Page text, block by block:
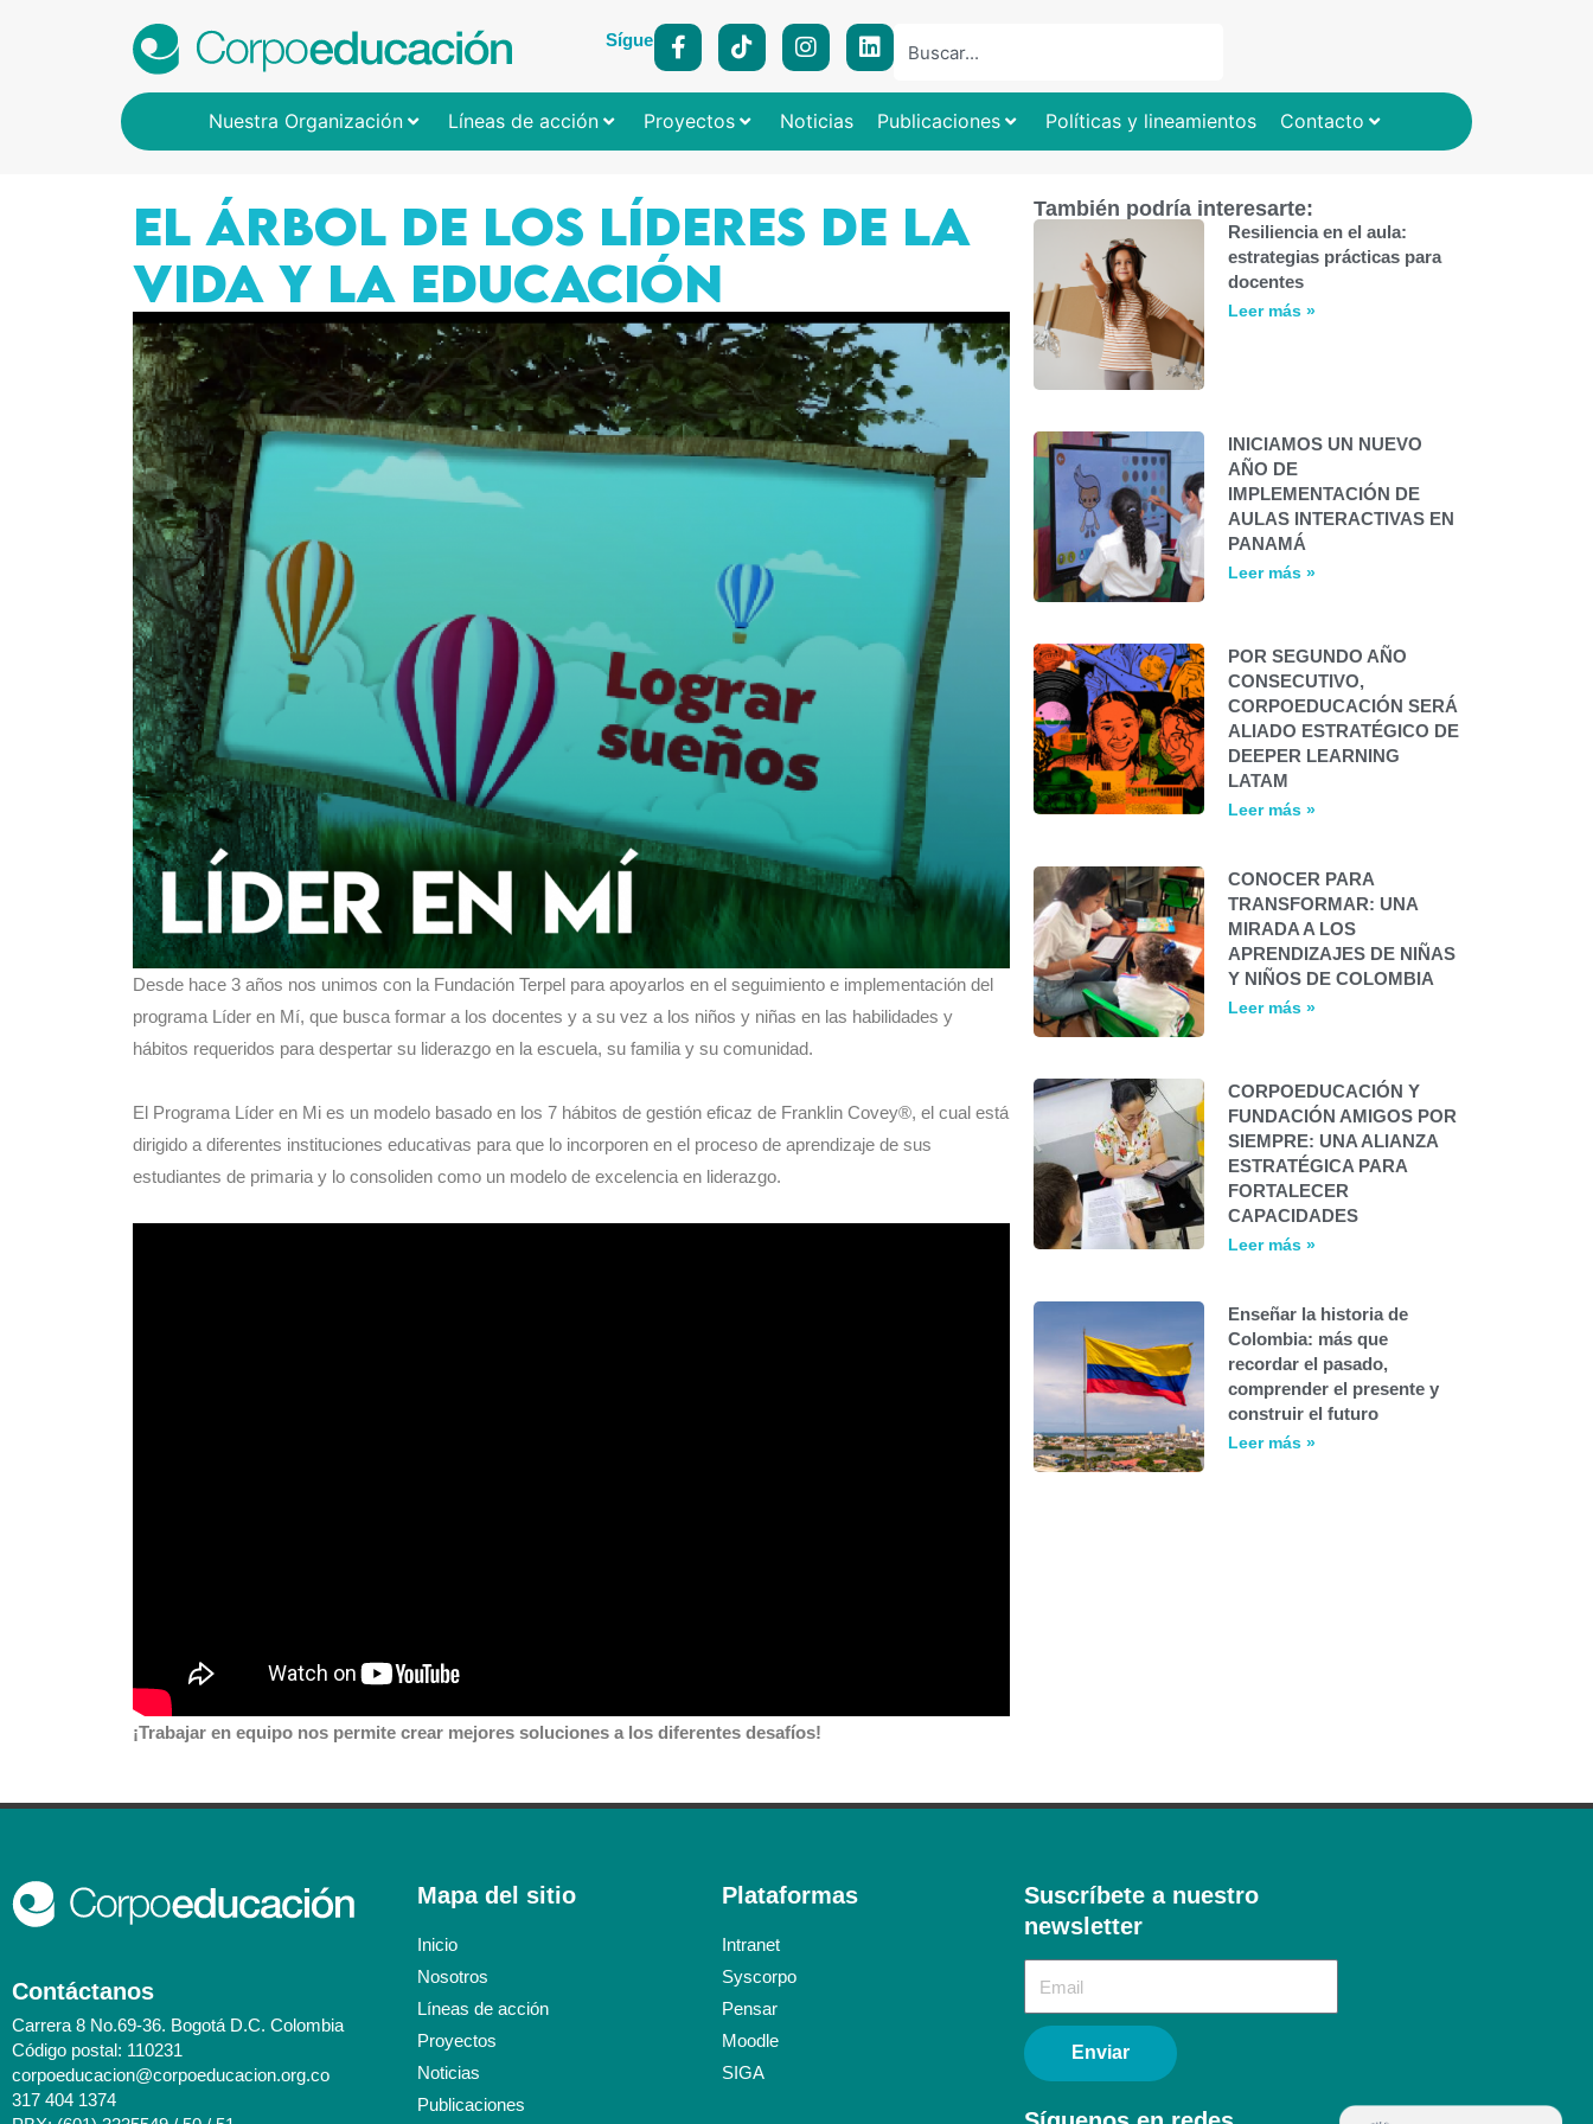
Síguenos:
Nuestra Organización Líneas de acción Proyectos Noticias Publicaciones Políticas y lineamientos Contacto
EL ÁRBOL DE LOS LÍDERES DE LA
VIDA Y LA EDUCACIÓN
Desde hace 3 años nos unimos con la Fundación Terpel para apoyarlos en el seguimiento e implementación del
programa Líder en Mí, que busca formar a los docentes y a su vez a los niños y niñas en las habilidades y
hábitos requeridos para despertar su liderazgo en la escuela, su familia y su comunidad.
El Programa Líder en Mi es un modelo basado en los 7 hábitos de gestión eficaz de Franklin Covey®, el cual está
dirigido a diferentes instituciones educativas para que lo incorporen en el proceso de aprendizaje de sus
estudiantes de primaria y lo consoliden como un modelo de excelencia en liderazgo.
¡Trabajar en equipo nos permite crear mejores soluciones a los diferentes desafíos!
También podría interesarte:
Resiliencia en el aula:
estrategias prácticas para
docentes
Leer más »
INICIAMOS UN NUEVO
AÑO DE
IMPLEMENTACIÓN DE
AULAS INTERACTIVAS EN
PANAMÁ
Leer más »
POR SEGUNDO AÑO
CONSECUTIVO,
CORPOEDUCACIÓN SERÁ
ALIADO ESTRATÉGICO DE
DEEPER LEARNING
LATAM
Leer más »
CONOCER PARA
TRANSFORMAR: UNA
MIRADA A LOS
APRENDIZAJES DE NIÑAS
Y NIÑOS DE COLOMBIA
Leer más »
CORPOEDUCACIÓN Y
FUNDACIÓN AMIGOS POR
SIEMPRE: UNA ALIANZA
ESTRATÉGICA PARA
FORTALECER
CAPACIDADES
Leer más »
Enseñar la historia de
Colombia: más que
recordar el pasado,
comprender el presente y
construir el futuro
Leer más »
Contáctanos
Carrera 8 No.69-36. Bogotá D.C. Colombia
Código postal: 110231
corpoeducacion@corpoeducacion.org.co
317 404 1374
Mapa del sitio
Inicio
Nosotros
Líneas de acción
Proyectos
Noticias
Publicaciones
Plataformas
Intranet
Syscorpo
Pensar
Moodle
SIGA
Suscríbete a nuestro
newsletter​
Enviar